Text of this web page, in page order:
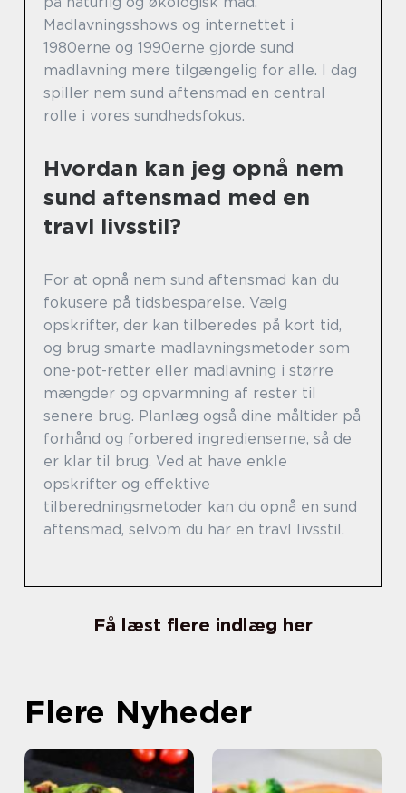
Madlavningsshows og internettet i
1980erne og 1990erne gjorde sund
madlavning mere tilgængelig for alle. I dag
spiller nem sund aftensmad en central
rolle i vores sundhedsfokus.
Hvordan kan jeg opnå nem
sund aftensmad med en
travl livsstil?
For at opnå nem sund aftensmad kan du
fokusere på tidsbesparelse. Vælg
opskrifter, der kan tilberedes på kort tid,
og brug smarte madlavningsmetoder som
one-pot-retter eller madlavning i større
mængder og opvarmning af rester til
senere brug. Planlæg også dine måltider på
forhånd og forbered ingredienserne, så de
er klar til brug. Ved at have enkle
opskrifter og effektive
tilberedningsmetoder kan du opnå en sund
aftensmad, selvom du har en travl livsstil.
Få læst flere indlæg her
Flere Nyheder